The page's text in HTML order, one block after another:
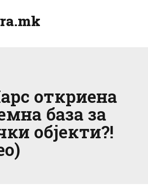
откриена
база за
објекти?!